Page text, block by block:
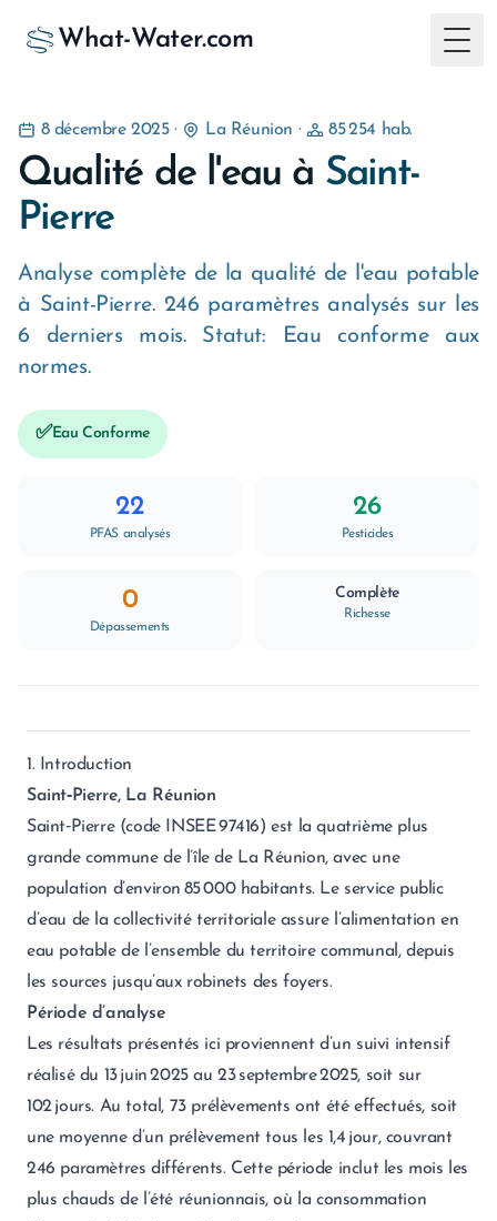
What-Water.com
8 décembre 2025· La Réunion · 85 254 hab.
Qualité de l'eau à Saint-
Pierre
Analyse complète de la qualité de l'eau potable
à Saint-Pierre. 246 paramètres analysés sur les
6 derniers mois. Statut: Eau conforme aux
normes.
✅Eau Conforme
22
PFAS analysés
26
Pesticides
0
Dépassements
Complète
Richesse
1. Introduction
Saint‑Pierre, La Réunion
Saint‑Pierre (code INSEE 97416) est la quatrième plus
grande commune de l’île de La Réunion, avec une
population d’environ 85 000 habitants. Le service public
d’eau de la collectivité territoriale assure l’alimentation en
eau potable de l’ensemble du territoire communal, depuis
les sources jusqu’aux robinets des foyers.
Période d’analyse
Les résultats présentés ici proviennent d’un suivi intensif
réalisé du 13 juin 2025 au 23 septembre 2025, soit sur
102 jours. Au total, 73 prélèvements ont été effectués, soit
une moyenne d’un prélèvement tous les 1,4 jour, couvrant
246 paramètres différents. Cette période inclut les mois les
plus chauds de l’été réunionnais, où la consommation